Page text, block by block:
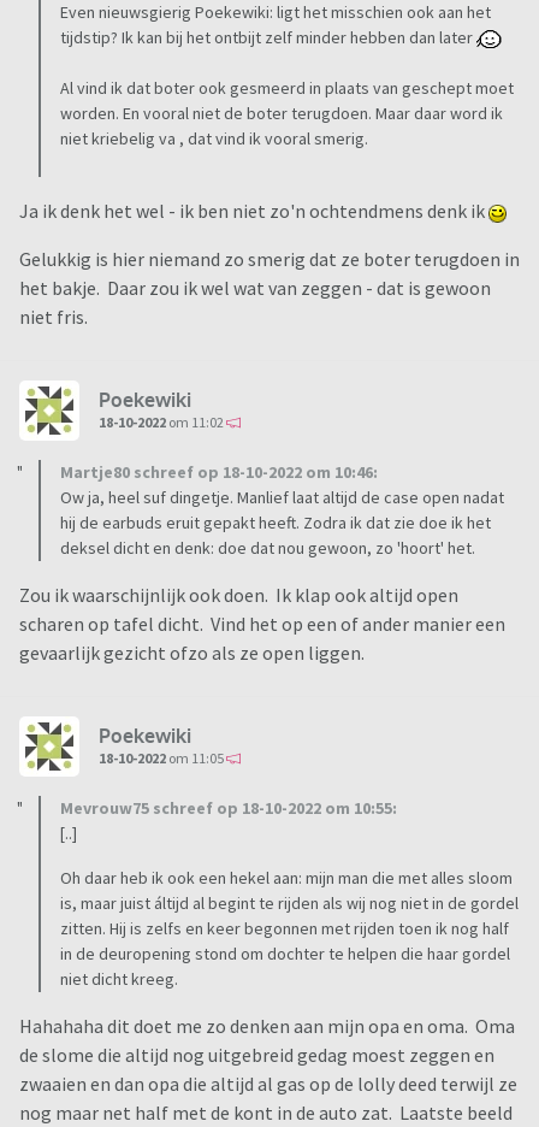
Even nieuwsgierig Poekewiki: ligt het misschien ook aan het
tijdstip? Ik kan bij het ontbijt zelf minder hebben dan later
Al vind ik dat boter ook gesmeerd in plaats van geschept moet
worden. En vooral niet de boter terugdoen. Maar daar word ik
niet kriebelig va , dat vind ik vooral smerig.
Ja ik denk het wel - ik ben niet zo'n ochtendmens denk ik
Gelukkig is hier niemand zo smerig dat ze boter terugdoen in
het bakje. Daar zou ik wel wat van zeggen - dat is gewoon
niet fris.
Poekewiki
18-10-2022 om 11:02
Martje80 schreef op 18-10-2022 om 10:46:
Ow ja, heel suf dingetje. Manlief laat altijd de case open nadat
hij de earbuds eruit gepakt heeft. Zodra ik dat zie doe ik het
deksel dicht en denk: doe dat nou gewoon, zo 'hoort' het.
Zou ik waarschijnlijk ook doen. Ik klap ook altijd open
scharen op tafel dicht. Vind het op een of ander manier een
gevaarlijk gezicht ofzo als ze open liggen.
Poekewiki
18-10-2022 om 11:05
Mevrouw75 schreef op 18-10-2022 om 10:55:
[..]
Oh daar heb ik ook een hekel aan: mijn man die met alles sloom
is, maar juist áltijd al begint te rijden als wij nog niet in de gordel
zitten. Hij is zelfs en keer begonnen met rijden toen ik nog half
in de deuropening stond om dochter te helpen die haar gordel
niet dicht kreeg.
Hahahaha dit doet me zo denken aan mijn opa en oma. Oma
de slome die altijd nog uitgebreid gedag moest zeggen en
zwaaien en dan opa die altijd al gas op de lolly deed terwijl ze
nog maar net half met de kont in de auto zat. Laatste beeld